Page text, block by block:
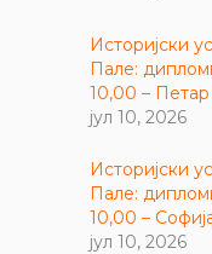
Историјски
Пале:
10,00 –
јул 10, 2026
Историјски
Пале:
10,00 –
јул 10, 2026